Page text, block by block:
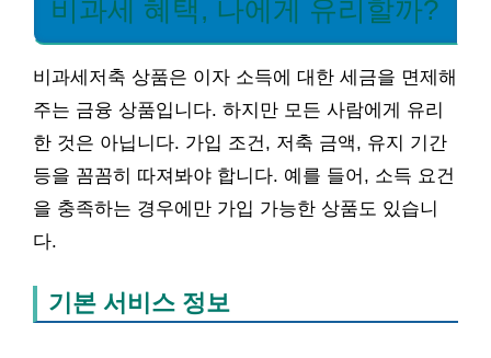
비과세 혜택, 나에게 유리할까?
비과세저축 상품은 이자 소득에 대한 세금을 면제해
주는 금융 상품입니다. 하지만 모든 사람에게 유리
한 것은 아닙니다. 가입 조건, 저축 금액, 유지 기간
등을 꼼꼼히 따져봐야 합니다. 예를 들어, 소득 요건
을 충족하는 경우에만 가입 가능한 상품도 있습니
다.
기본 서비스 정보